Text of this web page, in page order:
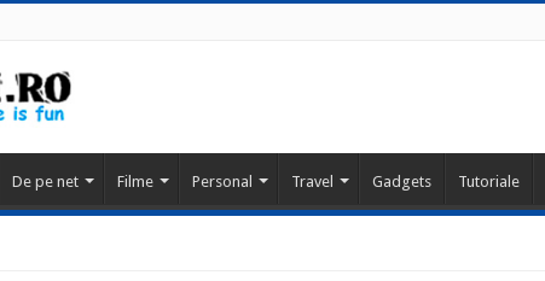
De pe net Filme Personal Travel Gadgets Tutoriale